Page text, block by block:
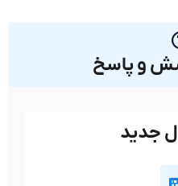
و پاسخ
جدید